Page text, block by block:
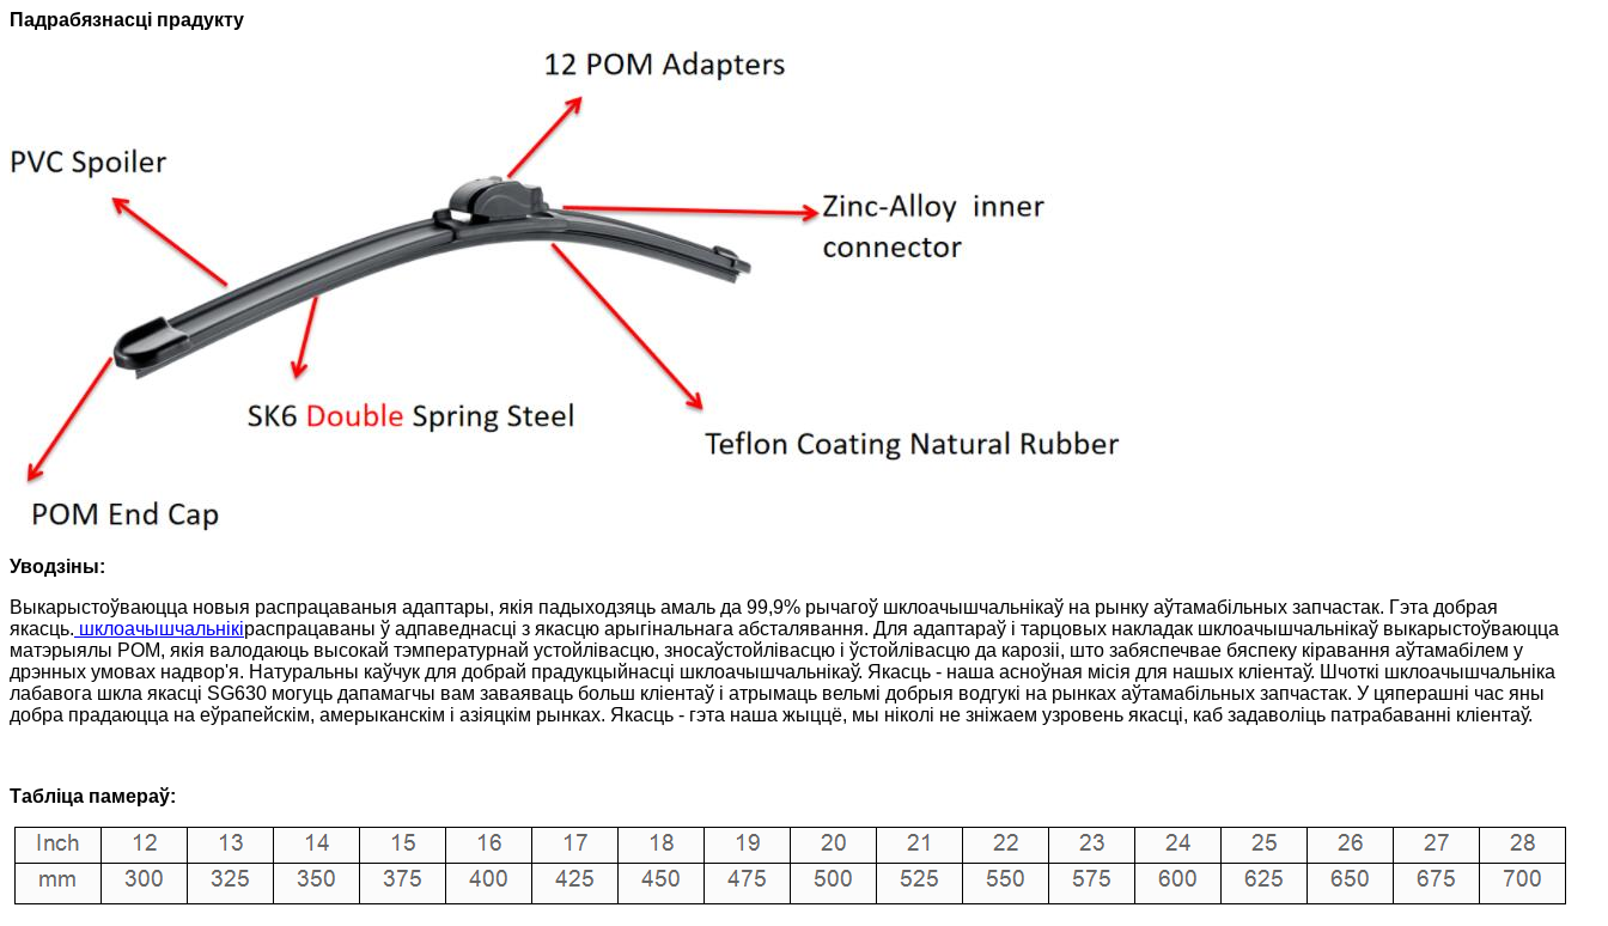
Падрабязнасці прадукту
Уводзіны:
Выкарыстоўваюцца новыя распрацаваныя адаптары, якія падыходзяць амаль да 99,9% рычагоў шклоачышчальнікаў на рынку аўтамабільных запчастак. Гэта добрая
якасць. шклоачышчальнікіраспрацаваны ў адпаведнасці з якасцю арыгінальнага абсталявання. Для адаптараў і тарцовых накладак шклоачышчальнікаў выкарыстоўваюцца
матэрыялы POM, якія валодаюць высокай тэмпературнай устойлівасцю, зносаўстойлівасцю і ўстойлівасцю да карозіі, што забяспечвае бяспеку кіравання аўтамабілем у
дрэнных умовах надвор'я. Натуральны каўчук для добрай прадукцыйнасці шклоачышчальнікаў. Якасць - наша асноўная місія для нашых кліентаў. Шчоткі шклоачышчальніка
лабавога шкла якасці SG630 могуць дапамагчы вам заваяваць больш кліентаў і атрымаць вельмі добрыя водгукі на рынках аўтамабільных запчастак. У цяперашні час яны
добра прадаюцца на еўрапейскім, амерыканскім і азіяцкім рынках. Якасць - гэта наша жыццё, мы ніколі не зніжаем узровень якасці, каб задаволіць патрабаванні кліентаў.
Табліца памераў: